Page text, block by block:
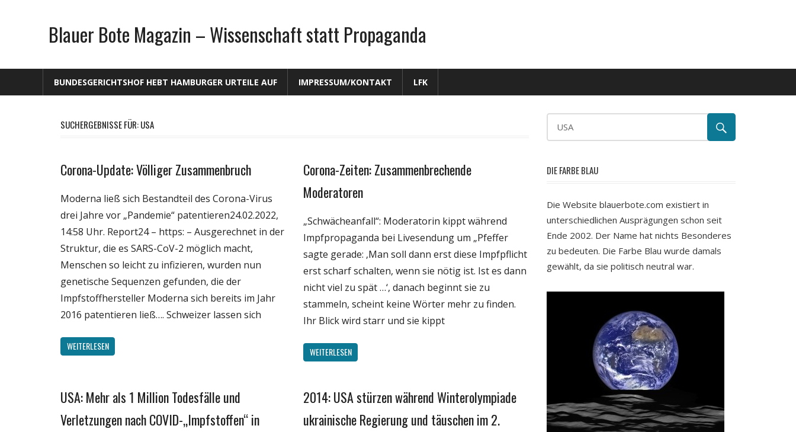
Blauer Bote Magazin – Wissenschaft statt Propaganda
BUNDESGERICHTSHOF HEBT HAMBURGER URTEILE AUF IMPRESSUM/KONTAKT LFK
SUCHERGEBNISSE FÜR:USA
Gesellschaft
Politik
Wirtschaft
Wissenschaft
Corona-Update: Völliger Zusammenbruch
Moderna ließ sich Bestandteil des Corona-Virus
drei Jahre vor „Pandemie“ patentieren24.02.2022,
14:58 Uhr. Report24 – https: – Ausgerechnet in der
Struktur, die es SARS-CoV-2 möglich macht,
Menschen so leicht zu infizieren, wurden nun
genetische Sequenzen gefunden, die der
Impfstoffhersteller Moderna sich bereits im Jahr
2016 patentieren ließ…. Schweizer lassen sich
WEITERLESEN
Gesellschaft
Wirtschaft
Wissenschaft
Corona-Zeiten: Zusammenbrechende
Moderatoren
„Schwächeanfall“: Moderatorin kippt während
Impfpropaganda bei Livesendung um „Pfeffer
sagte gerade: ‚Man soll dann erst diese Impfpflicht
erst scharf schalten, wenn sie nötig ist. Ist es dann
nicht viel zu spät …‘, danach beginnt sie zu
stammeln, scheint keine Wörter mehr zu finden.
Ihr Blick wird starr und sie kippt
WEITERLESEN
Gesellschaft
Medien
USA: Mehr als 1 Million Todesfälle und
Verletzungen nach COVID-„Impfstoffen“ in
Gesellschaft
Medien
2014: USA stürzen während Winterolympiade
ukrainische Regierung und täuschen im 2.
DIE FARBE BLAU
Die Website blauerbote.com existiert in
unterschiedlichen Ausprägungen schon seit
Ende 2002. Der Name hat nichts Besonderes
zu bedeuten. Die Farbe Blau wurde damals
gewählt, da sie politisch neutral war.